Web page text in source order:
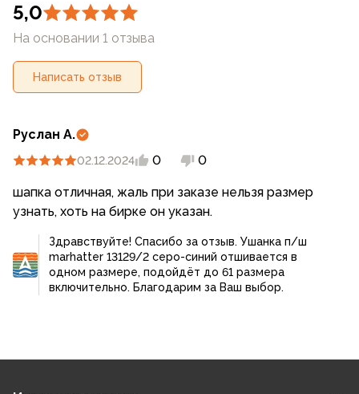
5,0
На основании 1 отзыва
Написать отзыв
Руслан А.
02.12.2024 0 0
шапка отличная, жаль при заказе нельзя размер
узнать, хоть на бирке он указан.
Здравствуйте! Спасибо за отзыв. Ушанка п/ш
marhatter 13129/2 серо-синий отшивается в
одном размере, подойдёт до 61 размера
включительно. Благодарим за Ваш выбор.